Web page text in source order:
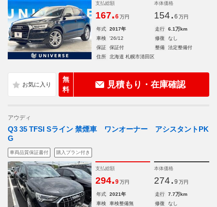
支払総額
167.6 万円
本体価格
154. 6 万円
年式 2017年 走行
6.1万km
車検
'26/12 修復
なし
保証
保証付 整備
法定整備付
住所
北海道 札幌市清田区
無
料
見積もり・在庫確認
アウディ
Q3 35 TFSI Sライン 禁煙車 ワンオーナー アシスタントPK
G
車両品質保証書付 購入プラン付き
支払総額
294.9 万円
本体価格
274. 9 万円
年式 2021年 走行
7.7万km
車検
車検整備無 修復
なし